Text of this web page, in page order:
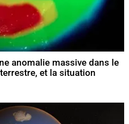
anomalie massive dans le
et la situation